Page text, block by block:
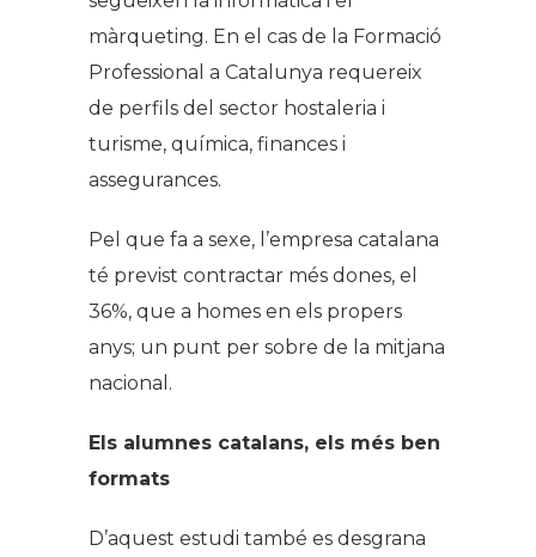
màrqueting. En el cas de la Formació
Professional a Catalunya requereix
de perfils del sector hostaleria i
turisme, química, finances i
assegurances.
Pel que fa a sexe, l’empresa catalana
té previst contractar més dones, el
36%, que a homes en els propers
anys; un punt per sobre de la mitjana
nacional.
Els alumnes catalans, els més ben
formats
D’aquest estudi també es desgrana